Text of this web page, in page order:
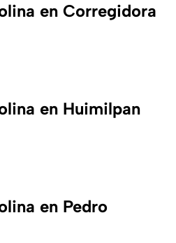
en Corregidora
en Huimilpan
en Pedro